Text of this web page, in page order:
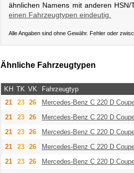
ähnlichen Namens mit anderen HSN/
einen Fahrzeugtypen eindeutig.
Alle Angaben sind ohne Gewähr. Fehler oder
Ähnliche Fahrzeugtypen
KH TK VK Fahrzeugtyp
21
23 26 Mercedes-Benz C 220 D
21
23 26 Mercedes-Benz C 220 D
21
23 26 Mercedes-Benz C 220 D
21
23 26 Mercedes-Benz C 220 D
21
23 26 Mercedes-Benz C 220 D